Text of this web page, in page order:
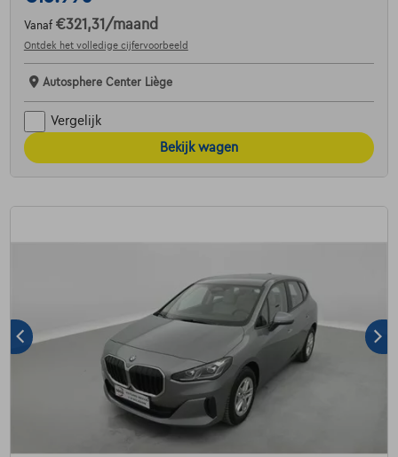
Vanaf €321,31 /maand
Ontdek het volledige cijfervoorbeeld
Autosphere Center Liège
Vergelijk
Bekijk wagen